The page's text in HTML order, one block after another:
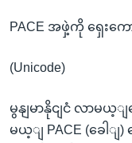
PACE အဖှဲ့ကို ရှေးက
(Unicode)
မွနျမာနိုငျငံ လာမ
မယ့ျ PACE (ခေါျ)